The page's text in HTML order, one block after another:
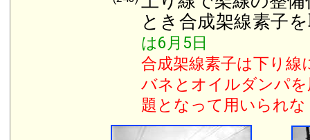
とき合成架線素子
は6月5日
合成架線素子は下り
バネとオイルダンパ
題となって用いられ